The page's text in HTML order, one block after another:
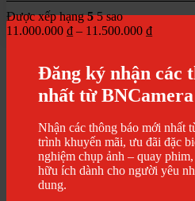
có
nhiều
chọn
được
chọn
trang
Được xếp hạng55 sao
11.000.000 ₫ – 11.500.000 ₫Khoảng
Đăng ký nhận các
nhất từ BNCamera
Nhận các thông báo mới nhất
trình khuyến mãi, ưu đãi đặc
nghiệm chụp ảnh – quay
hữu ích dành cho người yêu
dung.